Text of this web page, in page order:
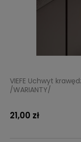
VIEFE Uchwyt
/WARIANTY/
21,00 zł